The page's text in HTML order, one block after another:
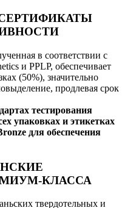
в соответствии с
и PPLP, обеспечивает
(50%), значительно
продлевая срок
тестирования
упаковках и этикетках
для обеспечения
КЛАССА
твердотельных и